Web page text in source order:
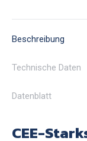
Beschreibung
Technische Daten
Datenblatt
CEE-